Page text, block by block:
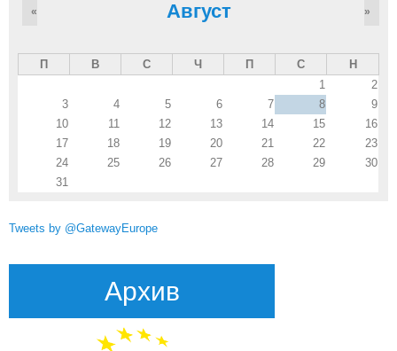
Август
« »
П В С Ч П С
Н
1
2
3
4 5 6 7 8
9
10
11 12 13 14 15
16
17
18 19 20 21 22
23
24
25 26 27 28 29
30
31
Tweets by @GatewayEurope
Архив